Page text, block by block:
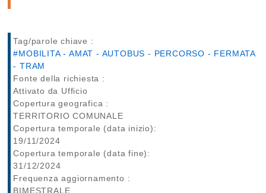
Tag/parole chiave :
#MOBILITA - AMAT - AUTOBUS - PERCORSO - FERMATA
- TRAM
Fonte della richiesta :
Attivato da Ufficio
Copertura geografica :
TERRITORIO COMUNALE
Copertura temporale (data inizio):
19/11/2024
Copertura temporale (data fine):
31/12/2024
Frequenza aggiornamento :
BIMESTRALE